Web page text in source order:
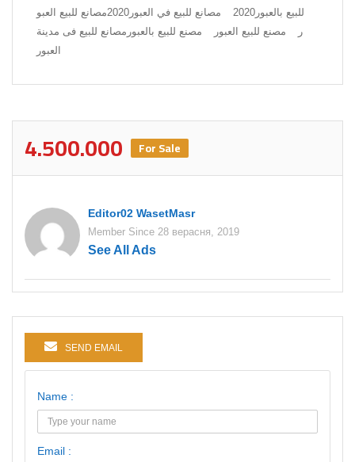
للبيع بالعبور2020
مصانع للبيع في العبور2020
مصانع للبيع العبو
ر
مصنع للبيع العبور مصنع للبيع بالعبور مصانع للبيع فى مدينة
العبور
4.500.000 For Sale
Editor02 WasetMasr
Member Since 28 верасня, 2019
See All Ads
SEND EMAIL
Name :
Email :